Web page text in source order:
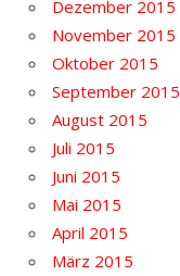
Dezember 2015
November 2015
Oktober 2015
September 2015
August 2015
Juli 2015
Juni 2015
Mai 2015
April 2015
März 2015